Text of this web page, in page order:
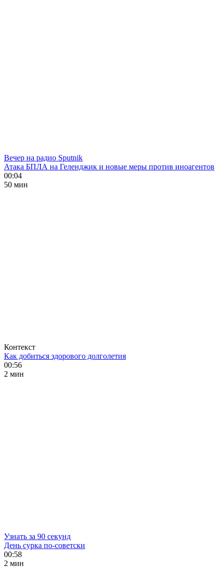
Вечер на радио Sputnik
Атака БПЛА на Геленджик и новые меры против иноагентов
00:04
50 мин
Контекст
Как добиться здорового долголетия
00:56
2 мин
Узнать за 90 секунд
День сурка по-советски
00:58
2 мин